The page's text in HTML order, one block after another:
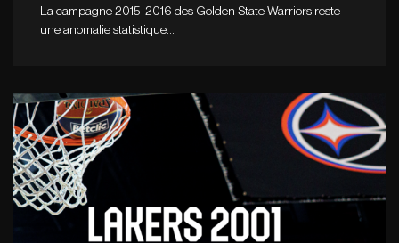
La campagne 2015-2016 des Golden State Warriors reste
une anomalie statistique…